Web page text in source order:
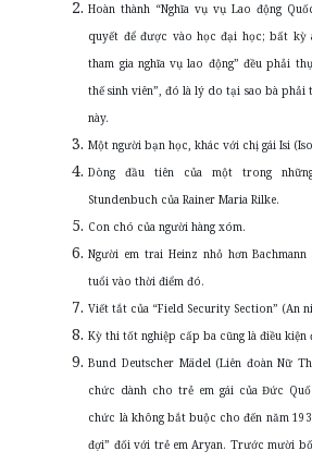
Hoàn thành “Nghĩa vụ vụ Lao động
quyết để được vào học đại học; bất kỳ
tham gia nghĩa vụ lao động” đều phải
thế sinh viên”, đó là lý do tại sao bà
này.
Một người bạn học, khác với chị gái Isi
Dòng đầu tiên của một trong
Stundenbuch của Rainer Maria Rilke.
Con chó của người hàng xóm.
Người em trai Heinz nhỏ hơn
tuổi vào thời điểm đó.
Viết tắt của “Field Security Section” (An
Kỳ thi tốt nghiệp cấp ba cũng là điều kiện
Bund Deutscher Mädel (Liên đoàn Nữ
chức dành cho trẻ em gái của Đức
chức là không bắt buộc cho đến năm
đợi” đối với trẻ em Aryan. Trước mười